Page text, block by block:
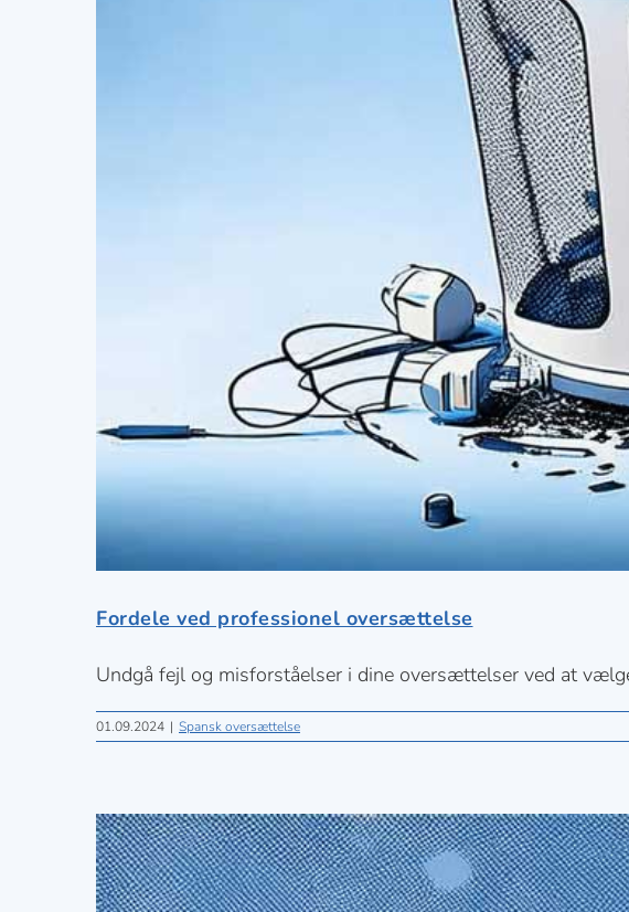
Fordele ved professionel oversættelse
Undgå fejl og misforståelser i dine oversættelser ved at
01.09.2024 | Spansk oversættelse